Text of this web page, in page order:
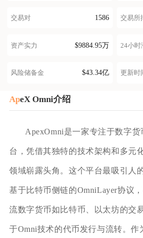
交易对 1586 交易所
资产实力 $9884.95万 24小时
风险储备金 $43.34亿 更新时
ApeX Omni介绍
ApexOmni是一家专注于数字
台，凭借其独特的技术架构和多元
领域崭露头角。这个平台最吸引人
基于比特币侧链的OmniLayer协议
流数字货币如比特币、以太坊的交
于Omni技术的代币发行与流转。作